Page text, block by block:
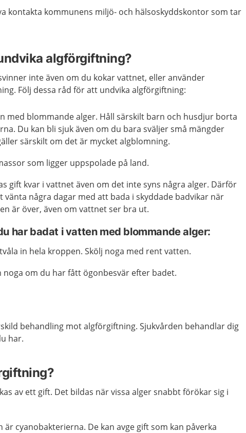
kontakta kommunens miljö- och hälsoskyddskontor som tar
algförgiftning?
inte även om du kokar vattnet, eller använder
Följ dessa råd för att undvika algförgiftning:
med blommande alger. Håll särskilt barn och husdjur borta
Du kan bli sjuk även om du bara sväljer små mängder
särskilt om det är mycket algblomning.
som ligger uppspolade på land.
gift kvar i vattnet även om det inte syns några alger. Därför
vänta några dagar med att bada i skyddade badvikar när
är över, även om vattnet ser bra ut.
har badat i vatten med blommande alger:
in hela kroppen. Skölj noga med rent vatten.
noga om du har fått ögonbesvär efter badet.
behandling mot algförgiftning. Sjukvården behandlar dig
har.
av ett gift. Det bildas när vissa alger snabbt förökar sig i
är cyanobakterierna. De kan avge gift som kan påverka